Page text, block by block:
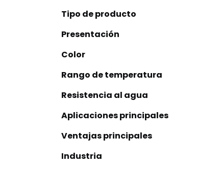
Tipo de producto
Presentación
Color
Rango de temperatura
Resistencia al agua
Aplicaciones principales
Ventajas principales
Industria